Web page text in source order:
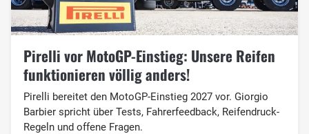
Pirelli vor MotoGP-Einstieg: Unsere Reifen
funktionieren völlig anders!
Pirelli bereitet den MotoGP-Einstieg 2027 vor. Giorgio
Barbier spricht über Tests, Fahrerfeedback, Reifendruck-
Regeln und offene Fragen.